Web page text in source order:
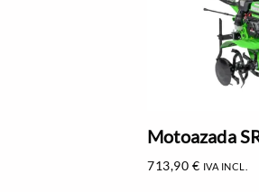
Motoazada
713,90 € IVA INCL.